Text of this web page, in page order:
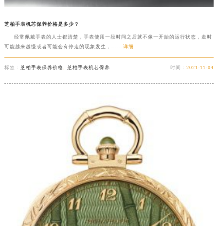
芝柏手表机芯保养价格是多少？
经常佩戴手表的人士都清楚，手表使用一段时间之后就不像一开始的运行状态，走时
可能越来越慢或者可能会有停走的现象发生，......详细
标签： 芝柏手表保养价格, 芝柏手表机芯保养 时间：2021-11-04